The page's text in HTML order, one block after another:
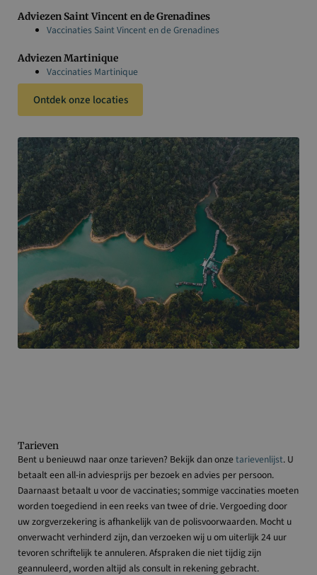
Adviezen Saint Vincent en de Grenadines
Vaccinaties Saint Vincent en de Grenadines
Adviezen Martinique
Vaccinaties Martinique
Ontdek onze locaties
Tarieven
Bent u benieuwd naar onze tarieven? Bekijk dan onzetarievenlijst. U
betaalt een all-in adviesprijs per bezoek en advies per persoon.
Daarnaast betaalt u voor de vaccinaties; sommige vaccinaties moeten
worden toegediend in een reeks van twee of drie. Vergoeding door
uw zorgverzekering is afhankelijk van de polisvoorwaarden. Mocht u
onverwacht verhinderd zijn, dan verzoeken wij u om uiterlijk 24 uur
tevoren schriftelijk te annuleren. Afspraken die niet tijdig zijn
geannuleerd, worden altijd als consult in rekening gebracht.